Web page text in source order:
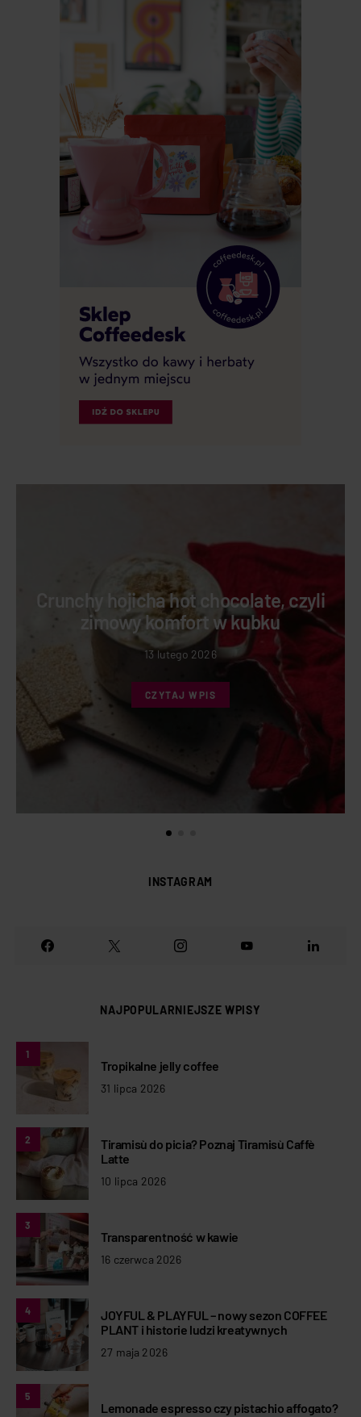
Crunchy hojicha hot chocolate, czyli
zimowy komfort w kubku
13 lutego 2026
CZYTAJ WPIS
INSTAGRAM
NAJPOPULARNIEJSZE WPISY
1
Tropikalne jelly coffee
31 lipca 2026
2
Tiramisù do picia? Poznaj Tiramisù Caffè
Latte
10 lipca 2026
3
Transparentność w kawie
16 czerwca 2026
4
JOYFUL & PLAYFUL – nowy sezon COFFEE
PLANT i historie ludzi kreatywnych
27 maja 2026
5
Lemonade espresso czy pistachio affogato?